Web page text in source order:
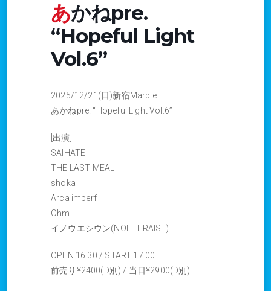
あかねpre.
“Hopeful Light
Vol.6”
2025/12/21(日)新宿Marble
あかねpre. “Hopeful Light Vol.6”
[出演]
SAIHATE
THE LAST MEAL
shoka
Arca imperf
Ohm
イノウエシウン(NOEL FRAISE)
OPEN 16:30 / START 17:00
‎前売り¥2400(D別) / 当日¥2900(D別)